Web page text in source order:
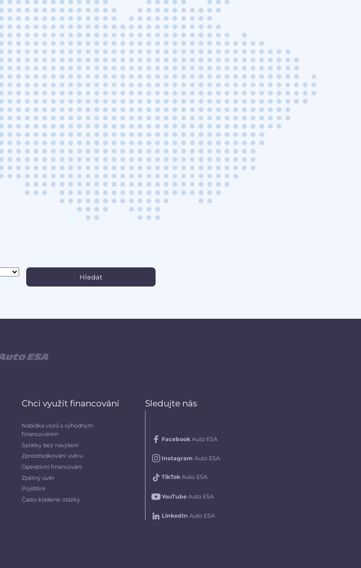
Chci využít financování
Nabídka vozů s výhodným
financováním
Splátky bez navýšení
Zprostředkování úvěru
Operativní financování
Zpětný úvěr
Pojištění
Často kladené otázky
Sledujte nás
FacebookAuto ESA
Instagram Auto ESA
TikTokAuto ESA
YouTubeAuto ESA
LinkedIn Auto ESA